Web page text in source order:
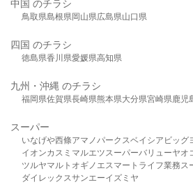
中国 のチラシ
鳥取県島根県岡山県広島県山口県
四国 のチラシ
徳島県香川県愛媛県高知県
九州・沖縄 のチラシ
福岡県佐賀県長崎県熊本県大分県宮崎県鹿児
スーパー
いなげや西條アマノパークスベイシア ビッグ
イオンカスミ マルエツスーパーバリューヤオ
ツルヤマルト オギノ エスマート ライフ業務ス
ダイレックスサンエーイズミヤ